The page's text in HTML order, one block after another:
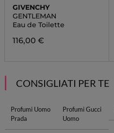
GIVENCHY
GENTLEMAN
Eau de Toilette
116,00 €
CONSIGLIATI PER TE
Profumi Uomo
Prada
Profumi Gucci
Uomo